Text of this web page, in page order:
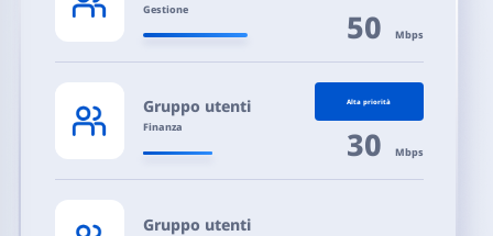
Gestione 50 Mbps
Gruppo utenti
Finanza
Alta priorità
30 Mbps
Gruppo utenti